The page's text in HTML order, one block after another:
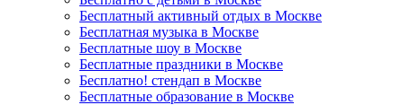
Бесплатный активный отдых в Москве
Бесплатная музыка в Москве
Бесплатные шоу в Москве
Бесплатные праздники в Москве
Бесплатно! стендап в Москве
Бесплатные образование в Москве